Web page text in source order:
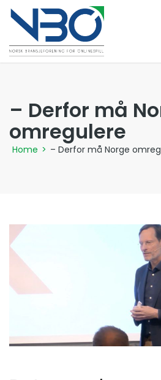
– Derfor må
omregulere
Home > – Derfor må Norge